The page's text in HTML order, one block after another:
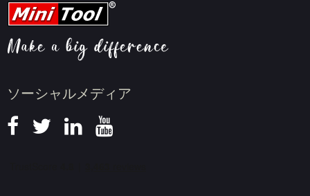
ソーシャルメディア
動画圧縮のヒント
ニュース